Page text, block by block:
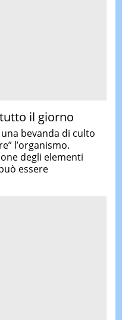
il giorno
bevanda di culto
l’organismo.
degli elementi
essere